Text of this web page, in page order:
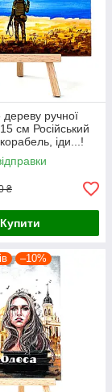
ручної
см Російський
іди...!
Український
₴
Купити
–10%